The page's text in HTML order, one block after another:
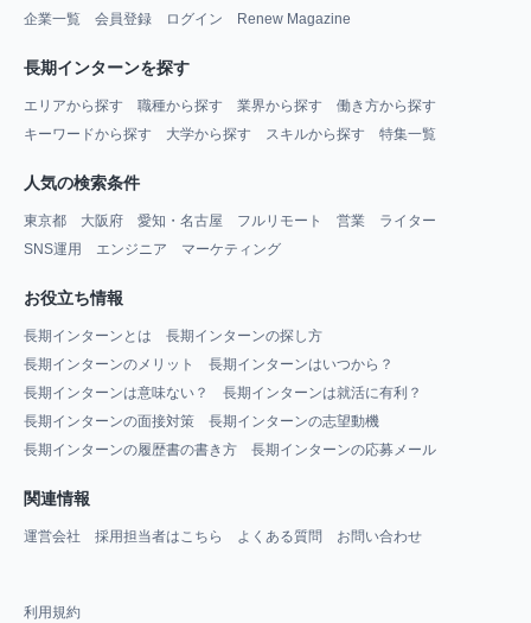
企業一覧
会員登録 ログイン Renew Magazine
長期インターンを探す
エリアから探す 職種から探す 業界から探す
働き方から探す
キーワードから探す
大学から探す スキルから探す 特集一覧
人気の検索条件
東京都 大阪府 愛知・名古屋 フルリモート 営業
ライター
SNS運用
エンジニア マーケティング
お役立ち情報
長期インターンとは
長期インターンの探し方
長期インターンのメリット
長期インターンはいつから？
長期インターンは意味ない？
長期インターンは就活に有利？
長期インターンの面接対策
長期インターンの志望動機
長期インターンの履歴書の書き方
長期インターンの応募メール
関連情報
運営会社 採用担当者はこちら よくある質問 お問い合わせ
利用規約